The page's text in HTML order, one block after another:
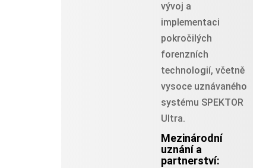
vývoj a
implementaci
pokročilých
forenzních
technologií, včetně
vysoce uznávaného
systému SPEKTOR
Ultra.
Mezinárodní
uznání a
partnerství: